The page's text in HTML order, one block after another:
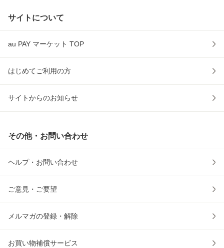
サイトについて
au PAY マーケット TOP
はじめてご利用の方
サイトからのお知らせ
その他・お問い合わせ
ヘルプ・お問い合わせ
ご意見・ご要望
メルマガの登録・解除
お買い物補償サービス